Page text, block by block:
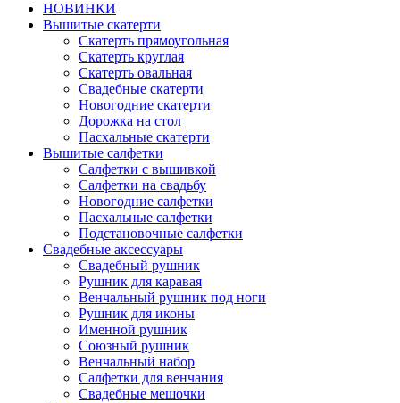
НОВИНКИ
Вышитые скатерти
Скатерть прямоугольная
Скатерть круглая
Скатерть овальная
Свадебные скатерти
Новогодние скатерти
Дорожка на стол
Пасхальные скатерти
Вышитые салфетки
Салфетки с вышивкой
Салфетки на свадьбу
Новогодние салфетки
Пасхальные салфетки
Подстановочные салфетки
Свадебные аксессуары
Свадебный рушник
Рушник для каравая
Венчальный рушник под ноги
Рушник для иконы
Именной рушник
Союзный рушник
Венчальный набор
Салфетки для венчания
Свадебные мешочки